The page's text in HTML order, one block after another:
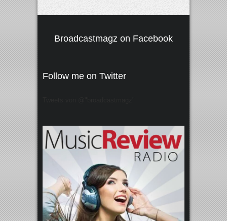
Broadcastmagz on Facebook
Follow me on Twitter